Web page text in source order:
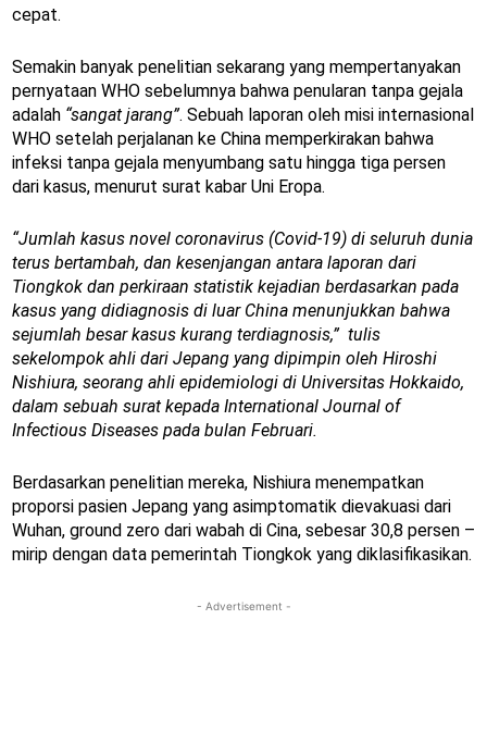
cepat.
Semakin banyak penelitian sekarang yang mempertanyakan
pernyataan WHO sebelumnya bahwa penularan tanpa gejala
adalah “sangat jarang”. Sebuah laporan oleh misi internasional
WHO setelah perjalanan ke China memperkirakan bahwa
infeksi tanpa gejala menyumbang satu hingga tiga persen
dari kasus, menurut surat kabar Uni Eropa.
“Jumlah kasus novel coronavirus (Covid-19) di seluruh dunia
terus bertambah, dan kesenjangan antara laporan dari
Tiongkok dan perkiraan statistik kejadian berdasarkan pada
kasus yang didiagnosis di luar China menunjukkan bahwa
sejumlah besar kasus kurang terdiagnosis,” tulis
sekelompok ahli dari Jepang yang dipimpin oleh Hiroshi
Nishiura, seorang ahli epidemiologi di Universitas Hokkaido,
dalam sebuah surat kepada International Journal of
Infectious Diseases pada bulan Februari.
Berdasarkan penelitian mereka, Nishiura menempatkan
proporsi pasien Jepang yang asimptomatik dievakuasi dari
Wuhan, ground zero dari wabah di Cina, sebesar 30,8 persen –
mirip dengan data pemerintah Tiongkok yang diklasifikasikan.
- Advertisement -